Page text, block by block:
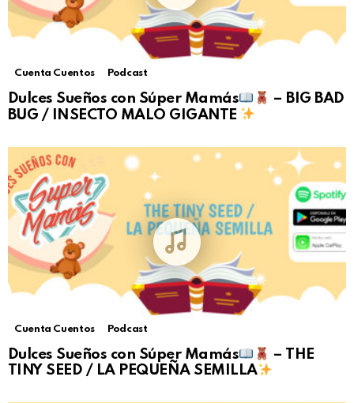
Cuenta Cuentos Podcast
Dulces Sueños con Súper Mamás
– BIG BAD
BUG / INSECTO MALO GIGANTE
Cuenta Cuentos Podcast
Dulces Sueños con Súper Mamás
– THE
TINY SEED / LA PEQUEÑA SEMILLA